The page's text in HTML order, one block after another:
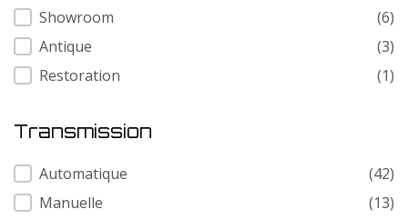
Showroom
(6)
Antique
(3)
Restoration
(1)
Transmission
Transmission
Automatique
(42)
Manuelle
(13)